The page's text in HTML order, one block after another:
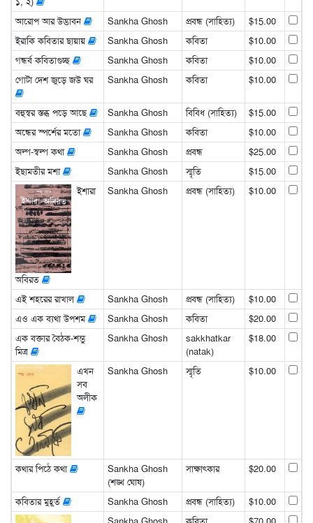
আরোপ আর উদ্ভাবন
Sankha Ghosh প্রবন্ধ (সাহিত্য)
$15.00
ইরাকি কবিতার ছায়ায়
Sankha Ghosh কবিতা
$10.00
গন্ধর্ব কবিতাগুচ্ছ
Sankha Ghosh কবিতা
$10.00
গোটা দেশ জুড়ে জউ ঘর
Sankha Ghosh কবিতা $10.00
বহুস্বর স্তব্ধ পড়ে আছে Sankha Ghosh বিবিধ (সাহিত্য)
$15.00
অন্ধের স্পর্শের মতো
Sankha Ghosh কবিতা
$10.00
অল্প-স্বল্প কথা
Sankha Ghosh প্রবন্ধ
$25.00
ইছামতীর মশা
Sankha Ghosh স্মৃতি
$15.00
ইশারা
অবিরত
Sankha Ghosh প্রবন্ধ (সাহিত্য) $10.00
এই শহরের রাখাল Sankha Ghosh প্রবন্ধ (সাহিত্য)
$10.00
এও এক ব্যথা উপশম
Sankha Ghosh কবিতা
$20.00
এক বক্তার বৈঠক-শম্ভু
মিত্র
Sankha Ghosh
sakkhatkar
(natak)
$18.00
এখন
সব
অলীক
Sankha Ghosh স্মৃতি $10.00
কথার পিঠে কথা
Sankha Ghosh
(শঙ্খ ঘোষ)
সাক্ষাৎকার $20.00
কবিতার মুহূর্ত Sankha Ghosh প্রবন্ধ (সাহিত্য) $10.00